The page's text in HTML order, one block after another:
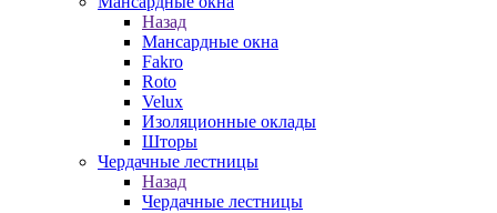
Назад
Мансардные окна
Fakro
Roto
Velux
Изоляционные оклады
Шторы
Чердачные лестницы
Назад
Чердачные лестницы